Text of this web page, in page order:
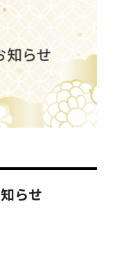
らせ